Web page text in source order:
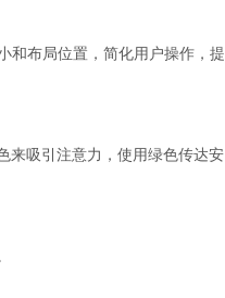
和布局位置，简化用户操作，提
来吸引注意力，使用绿色传达安